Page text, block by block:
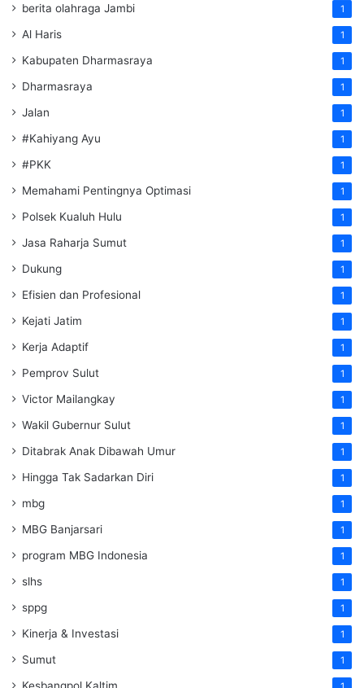
berita olahraga Jambi 1
Al Haris 1
Kabupaten Dharmasraya 1
Dharmasraya 1
Jalan 1
#Kahiyang Ayu 1
#PKK 1
Memahami Pentingnya Optimasi 1
Polsek Kualuh Hulu 1
Jasa Raharja Sumut 1
Dukung 1
Efisien dan Profesional 1
Kejati Jatim 1
Kerja Adaptif 1
Pemprov Sulut 1
Victor Mailangkay 1
Wakil Gubernur Sulut 1
Ditabrak Anak Dibawah Umur 1
Hingga Tak Sadarkan Diri 1
mbg 1
MBG Banjarsari 1
program MBG Indonesia 1
slhs 1
sppg 1
Kinerja & Investasi 1
Sumut 1
Kesbangpol Kaltim